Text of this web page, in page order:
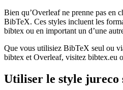
Bien qu’Overleaf ne prenne pas en
BibTeX. Ces styles incluent les
bibtex ou en important un d’une
Que vous utilisiez BibTeX seul ou
bibtex et Overleaf, visitez bibtex.eu
Utiliser le style jureco